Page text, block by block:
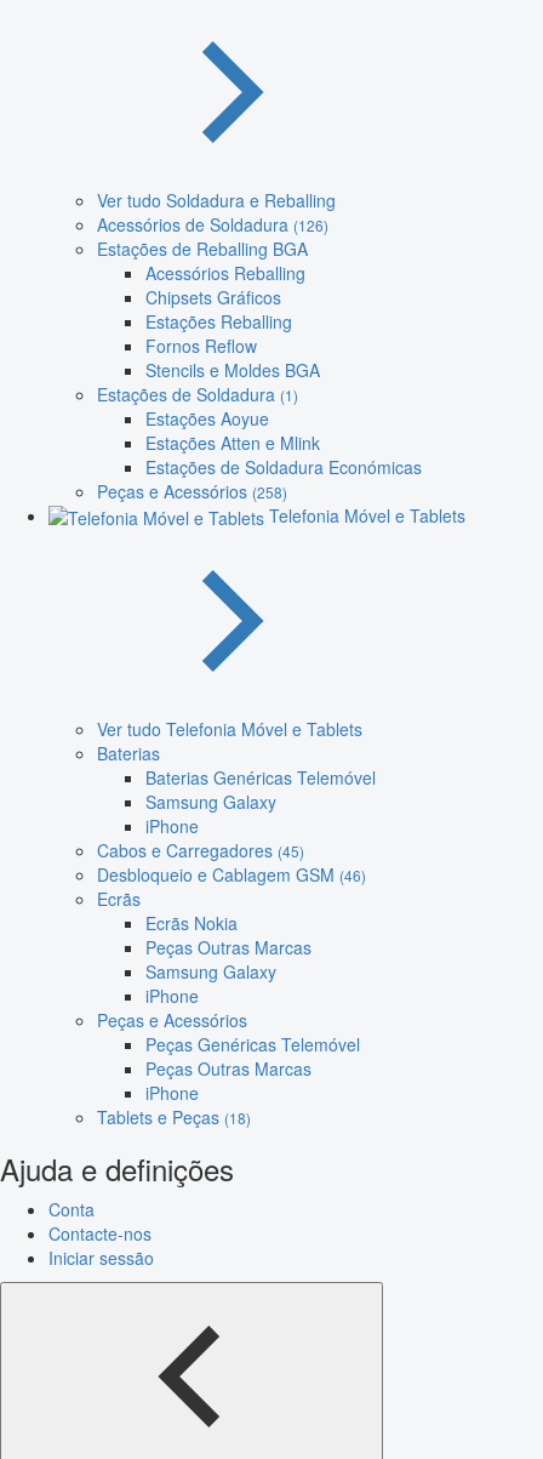
Ver tudo Soldadura e Reballing
Acessórios de Soldadura (126)
Estações de Reballing BGA
Acessórios Reballing
Chipsets Gráficos
Estações Reballing
Fornos Reflow
Stencils e Moldes BGA
Estações de Soldadura (1)
Estações Aoyue
Estações Atten e Mlink
Estações de Soldadura Económicas
Peças e Acessórios (258)
Telefonia Móvel e Tablets
Ver tudo Telefonia Móvel e Tablets
Baterias
Baterias Genéricas Telemóvel
Samsung Galaxy
iPhone
Cabos e Carregadores (45)
Desbloqueio e Cablagem GSM (46)
Ecrãs
Ecrãs Nokia
Peças Outras Marcas
Samsung Galaxy
iPhone
Peças e Acessórios
Peças Genéricas Telemóvel
Peças Outras Marcas
iPhone
Tablets e Peças (18)
Ajuda e definições
Conta
Contacte-nos
Iniciar sessão